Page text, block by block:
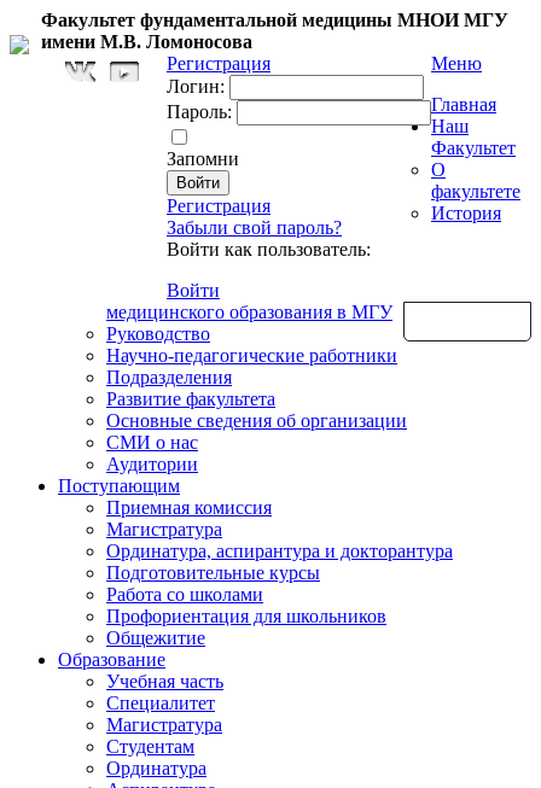
Факультет фундаментальной медицины МНОИ МГУ
имени М.В. Ломоносова
Регистрация
Логин:
Пароль:
Запомни
Регистрация
Забыли свой пароль?
Войти как пользователь:
Войти
Меню
Главная
Наш
Факультет
О
факультете
История
медицинского образования в МГУ
Руководство
Научно-педагогические работники
Подразделения
Развитие факультета
Основные сведения об организации
СМИ о нас
Аудитории
Поступающим
Приемная комиссия
Магистратура
Ординатура, аспирантура и докторантура
Подготовительные курсы
Работа со школами
Профориентация для школьников
Общежитие
Образование
Учебная часть
Специалитет
Магистратура
Студентам
Ординатура